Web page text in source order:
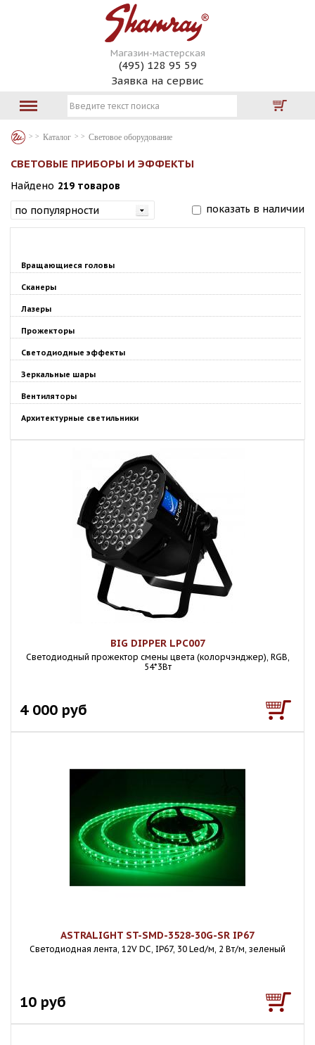
Магазин-мастерская
(495) 128 95 59
Заявка на сервис
Каталог Световое оборудование
СВЕТОВЫЕ ПРИБОРЫ И ЭФФЕКТЫ
Найдено 219 товаров
показать в наличии
Вращающиеся головы
Сканеры
Лазеры
Прожекторы
Светодиодные эффекты
Зеркальные шары
Вентиляторы
Архитектурные светильники
BIG DIPPER LPC007
Светодиодный прожектор смены цвета (колорчэнджер), RGB,
54*3Вт
4 000 руб
ASTRALIGHT ST-SMD-3528-30G-SR IP67
Светодиодная лента, 12V DC, IP67, 30 Led/м, 2 Вт/м, зеленый
10 руб